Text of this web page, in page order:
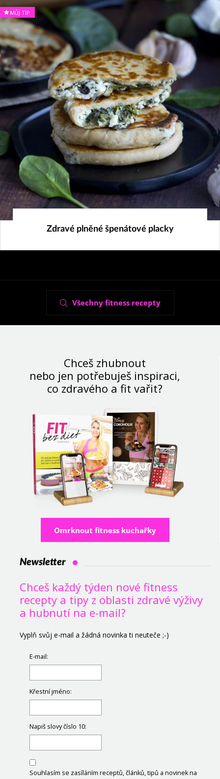
MŮJ TIP
3. 4. 2024
Zdravé plněné špenátové placky
Všechny fitness recepty
Chceš zhubnout
nebo jen potřebuješ inspiraci,
co zdravého a fit vařit?
Omrknout fitness kuchařky
Newsletter
Chceš každý týden nové fitness
recepty a tipy z oblasti zdravé výživy
a hubnutí na e-mail?
Vyplň svůj e-mail a žádná novinka ti neuteče ;-)
E-mail:
Křestní jméno:
Napiš slovy číslo 10:
Souhlasím se zasíláním receptů, článků, tipů a novinek na